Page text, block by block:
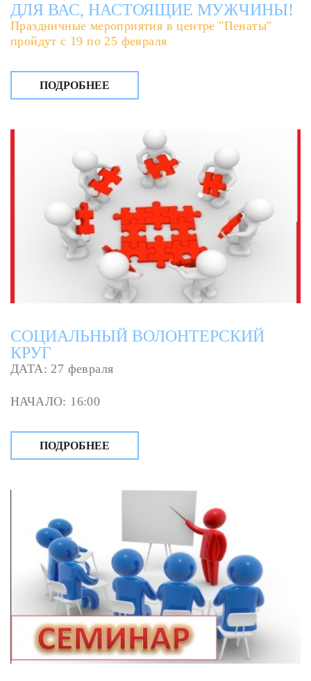
ДЛЯ ВАС, НАСТОЯЩИЕ МУЖЧИНЫ!
Праздничные мероприятия в центре "Пенаты"
пройдут с 19 по 25 февраля
ПОДРОБНЕЕ
СОЦИАЛЬНЫЙ ВОЛОНТЕРСКИЙ
КРУГ
ДАТА: 27 февраля
НАЧАЛО: 16:00
ПОДРОБНЕЕ